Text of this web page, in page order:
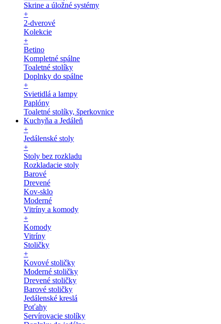
Skrine a úložné systémy
+
2-dverové
Kolekcie
+
Betino
Kompletné spálne
Toaletné stolíky
Doplnky do spálne
+
Svietidlá a lampy
Paplóny
Toaletné stolíky, šperkovnice
Kuchyňa a Jedáleň
+
Jedálenské stoly
+
Stoly bez rozkladu
Rozkladacie stoly
Barové
Drevené
Kov-sklo
Moderné
Vitríny a komody
+
Komody
Vitríny
Stoličky
+
Kovové stoličky
Moderné stoličky
Drevené stoličky
Barové stoličky
Jedálenské kreslá
Poťahy
Servírovacie stolíky